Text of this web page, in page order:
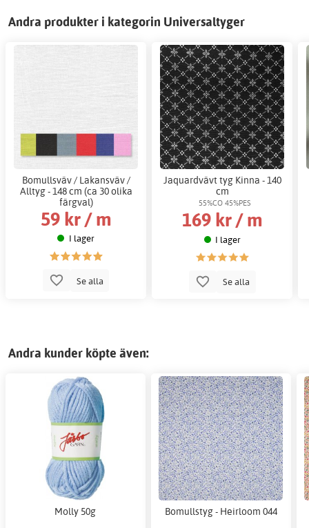
Andra produkter i kategorin Universaltyger
Bomullsväv / Lakansväv /
Alltyg - 148 cm (ca 30 olika
färgval)
59 kr / m
I lager
Se alla
Jaquardvävt tyg Kinna - 140
cm
55%CO 45%PES
169 kr / m
I lager
Se alla
Andra kunder köpte även:
Molly 50g Bomullstyg - Heirloom 044